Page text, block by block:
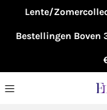
Lente/
Bestellingen Boven